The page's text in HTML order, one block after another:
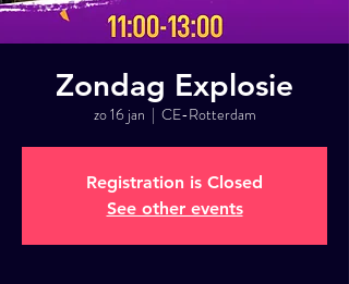
Zondag Explosie
zo 16 jan
  |
CE-Rotterdam
Registration is Closed
See other events